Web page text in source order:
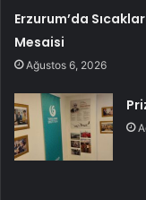
Erzurum’da
Mesaisi
Ağustos 6, 2026